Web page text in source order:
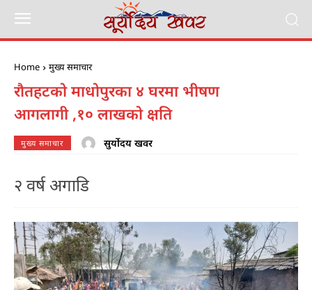
Home मुख्य समाचार
रौतहटको माधोपुरका ४ घरमा भीषण
आगलागी ,१० लाखको क्षति
मुख्य समाचार सुर्योदय खवर
२ वर्ष अगाडि